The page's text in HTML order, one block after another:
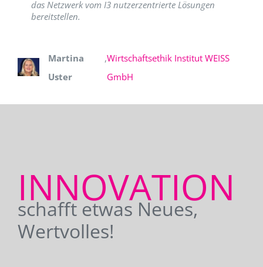
das Netzwerk vom I3 nutzerzentrierte Lösungen
bereitstellen.
Martina
Uster
,Wirtschaftsethik Institut WEISS
GmbH
INNOVATION
schafft etwas Neues,
Wertvolles!